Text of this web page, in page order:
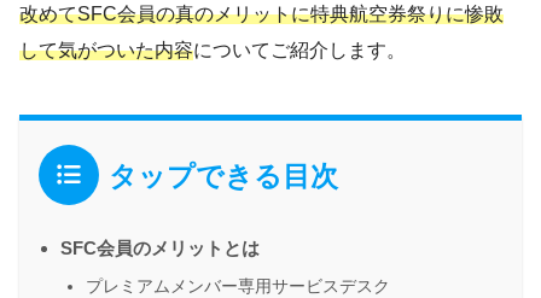
改めてSFC会員の真のメリットに特典航空券祭りに惨敗
して気がついた内容についてご紹介します。
タップできる目次
SFC会員のメリットとは
プレミアムメンバー専用サービスデスク